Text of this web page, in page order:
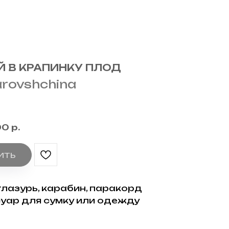
В КРАПИНКУ ПЛОД
р.
карабин, паракорд
для сумку или одежду